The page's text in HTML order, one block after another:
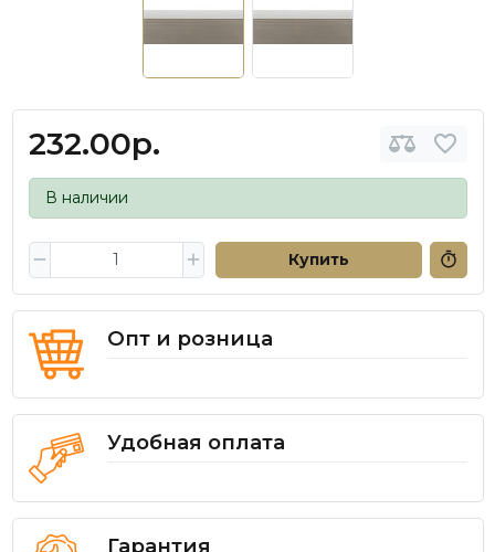
232.00р.
В наличии
Купить
Опт и розница
Удобная оплата
Гарантия